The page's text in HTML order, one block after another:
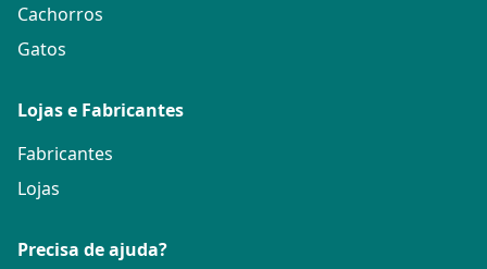
Cachorros
Gatos
Lojas e Fabricantes
Fabricantes
Lojas
Precisa de ajuda?